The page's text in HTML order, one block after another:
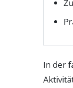
In der